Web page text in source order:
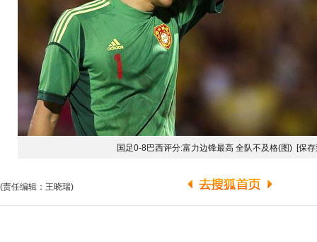
国足0-8巴西评分:富力边锋最高 全队不及格(图) [保
(责任编辑：王晓瑞)